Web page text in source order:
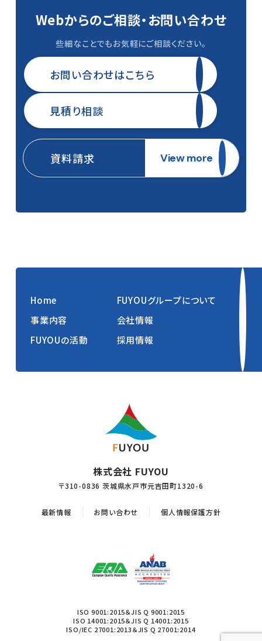
Webからのご相談・お問い合わせ
些細なことでもお気軽にご相談ください。
お問い合わせはこちら
見積り相談
資料請求 View more
Home
FUYOUグループについて
事業内容
会社情報
FUYOUの活動
採用情報
株式会社 FUYOU
〒310-0836 茨城県水戸市元吉田町1320-6
最新情報 お問い合わせ 個人情報保護方針
ISO 9001:2015＆JIS Q 9001:2015
ISO 14001:2015＆JIS Q 14001:2015
ISO/IEC 27001:2013＆JIS Q 27001:2014